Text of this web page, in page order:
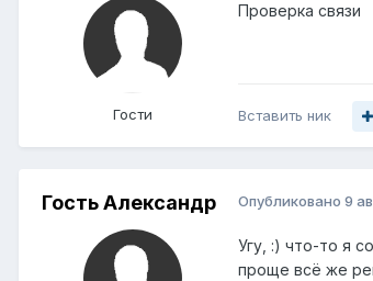
Гости
Проверка связи
Вставить ник
Гость Александр Опубликовано 9
Угу, :) что-то я
проще всё же